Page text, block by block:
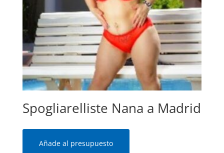
Spogliarelliste Nana a Madrid
Añade al presupuesto